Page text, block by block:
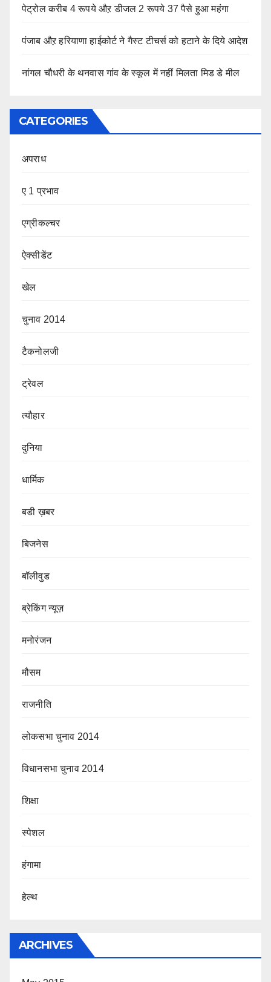
पेट्रोल करीब 4 रूपये औऱ डीजल 2 रूपये 37 पैसे हुआ महंगा
पंजाब औऱ हरियाणा हाईकोर्ट ने गैस्ट टीचर्स को हटाने के दिये आदेश
नांगल चौधरी के थनवास गांव के स्कूल में नहीं मिलता मिड डे मील
CATEGORIES
अपराध
ए 1 प्रभाव
एग्रीकल्चर
ऐक्सीडेंट
खेल
चुनाव 2014
टैकनोलजी
ट्रेवल
त्यौहार
दुनिया
धार्मिक
बडी ख़बर
बिजनेस
बॉलीवुड
ब्रेकिंग न्यूज़
मनोरंजन
मौसम
राजनीति
लोकसभा चुनाव 2014
विधानसभा चुनाव 2014
शिक्षा
स्पेशल
हंगामा
हेल्थ
ARCHIVES